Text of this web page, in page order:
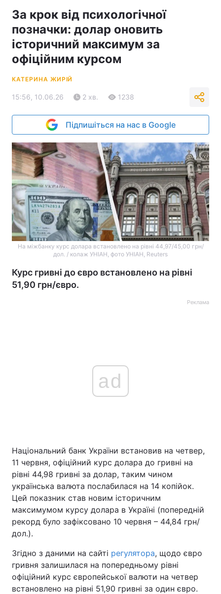
За крок від психологічної
позначки: долар оновить
історичний максимум за
офіційним курсом
КАТЕРИНА ЖИРІЙ
15:56, 10.06.26 2 хв. 1238
Підпишіться на нас в Google
На міжбанку курс долара встановлено на рівні 44,97/45,00 грн/
дол. / колаж УНІАН, фото УНІАН, Reuters
Курс гривні до євро встановлено на рівні
51,90 грн/євро.
Реклама
ad
Національний банк України встановив на четвер,
11 червня, офіційний курс долара до гривні на
рівні 44,98 гривні за долар, таким чином
українська валюта послабилася на 14 копійок.
Цей показник став новим історичним
максимумом курсу долара в Україні (попередній
рекорд було зафіксовано 10 червня – 44,84 грн/
дол.).
Згідно з даними на сайті регулятора, щодо євро
гривня залишилася на попередньому рівні
офіційний курс європейської валюти на четвер
встановлено на рівні 51,90 гривні за один євро.